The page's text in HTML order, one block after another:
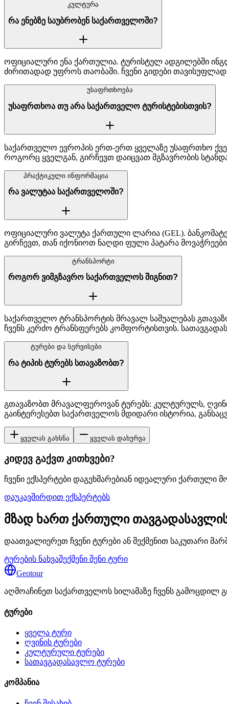
კულტურა
რა ენებზე საუბრობენ საქართველოში?
ოფიციალური ენა ქართულია. ტურისტულ ადგილებში
ძირითადად უფროს თაობაში. ჩვენი გიდები
უსაფრთხოება
უსაფრთხოა თუ არა საქართველო ტურისტებისთვის?
საქართველო ევროპის ერთ-ერთ ყველაზე უსაფრთხო
როგორც ყველგან, გირჩევთ დაიცვათ მგზავრობის
პრაქტიკული ინფორმაცია
რა ვალუტაა საქართველოში?
ოფიციალური ვალუტა ქართული ლარია (GEL).
გირჩევთ, თან იქონიოთ ნაღდი ფული პატარა
ტრანსპორტი
როგორ ვიმგზავრო საქართველოს შიგნით?
საქართველო ტრანსპორტის მრავალ საშუალებას
ჩვენს კერძო ტრანსფერებს კომფორტისთვის.
ტურები და სერვისები
რა ტიპის ტურებს სთავაზობთ?
გთავაზობთ მრავალფეროვან ტურებს: კულტურულს,
გაინტერესებთ საქართველოს მდიდარი ისტორია,
ყველას გახსნა ყველას დახურვა
კიდევ გაქვთ კითხვები?
ჩვენი ექსპერტები დაგეხმარებიან იდეალური ქართული
დაუკავშირდით ექსპერტებს
მზად ხართ ქართული
დაათვალიერეთ ჩვენი ტურები ან შექმენით საკუთარი
ტურების ნახვაშექმენი შენი ტური
Geotour
აღმოაჩინეთ საქართველოს სილამაზე ჩვენს გამოცდილ
ტურები
ყველა ტური
ღვინის ტურები
კულტურული ტურები
სათავგადასავლო ტურები
კომპანია